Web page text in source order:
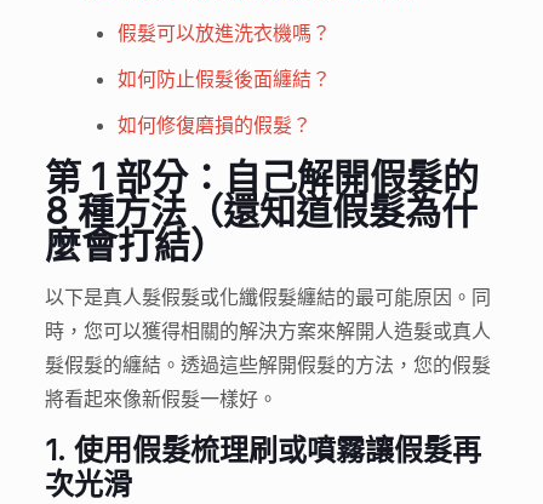
假髮可以放進洗衣機嗎？
如何防止假髮後面纏結？
如何修復磨損的假髮？
第 1 部分：自己解開假髮的
8 種方法（還知道假髮為什
麼會打結）
以下是真人髮假髮或化纖假髮纏結的最可能原因。同
時，您可以獲得相關的解決方案來解開人造髮或真人
髮假髮的纏結。透過這些解開假髮的方法，您的假髮
將看起來像新假髮一樣好。
1. 使用假髮梳理刷或噴霧讓假髮再
次光滑